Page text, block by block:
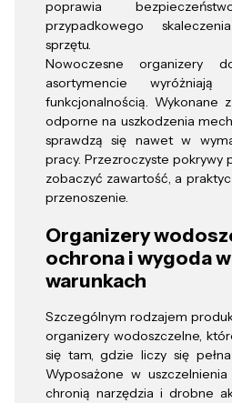
poprawia
przypadkowego
sprzętu.
Nowoczesne organizery
asortymencie
funkcjonalnością. Wykonane
odporne na uszkodzenia
sprawdzą się nawet w
pracy. Przezroczyste pokrywy
zobaczyć zawartość, a
przenoszenie.
Organizery
ochrona i wygoda
warunkach
Szczególnym rodzajem
organizery wodoszczelne,
się tam, gdzie liczy się
Wyposażone w
chronią narzędzia i drobne